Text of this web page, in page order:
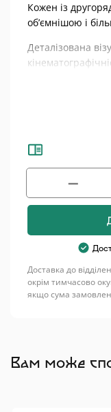
Кожен із
об’ємнішою і
Деталізована
повісті.
І насамкінець
мелють поволі»
дають
Микола Антощак
100% коштів з
Термін
−
Доставка до
окрім тимчасово
якщо сума
Вам може